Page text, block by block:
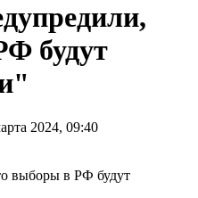
будут
2024, 09:40